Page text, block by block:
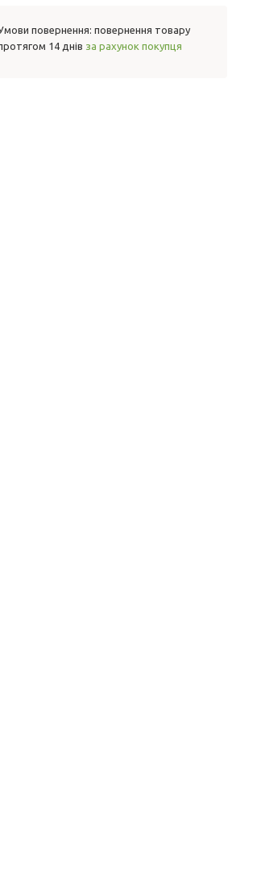
повернення товару
14 днів за рахунок покупця